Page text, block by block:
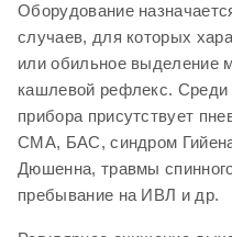
Внимание: режим Cough
недавней баротравме,
средостения!
Основные
3 прибора в 1:
Оборудование
случаев, для которых
или обильное выделение
кашлевой рефлекс. Среди
прибора присутствует
СМА, БАС, синдром
Дюшенна, травмы
пребывание на ИВЛ и др.